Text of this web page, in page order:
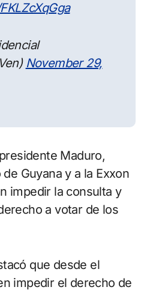
November 29,
Maduro,
Guyana y a la Exxon
impedir la consulta y
a votar de los
que desde el
impedir el derecho de